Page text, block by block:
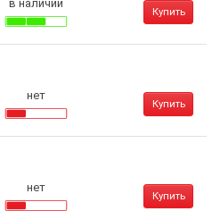
в наличии
Купить
нет
Купить
нет
Купить